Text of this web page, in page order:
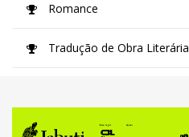
Romance
Tradução de Obra Literária